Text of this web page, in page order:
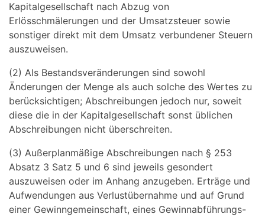
Kapitalgesellschaft nach Abzug von
Erlösschmälerungen und der Umsatzsteuer sowie
sonstiger direkt mit dem Umsatz verbundener Steuern
auszuweisen.
(2) Als Bestandsveränderungen sind sowohl
Änderungen der Menge als auch solche des Wertes zu
berücksichtigen; Abschreibungen jedoch nur, soweit
diese die in der Kapitalgesellschaft sonst üblichen
Abschreibungen nicht überschreiten.
(3) Außerplanmäßige Abschreibungen nach § 253
Absatz 3 Satz 5 und 6 sind jeweils gesondert
auszuweisen oder im Anhang anzugeben. Erträge und
Aufwendungen aus Verlustübernahme und auf Grund
einer Gewinngemeinschaft, eines Gewinnabführungs-